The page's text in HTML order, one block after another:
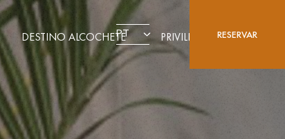
DESTINO ALCOCHETE PRIVILEGE CARD
PT RESERVAR